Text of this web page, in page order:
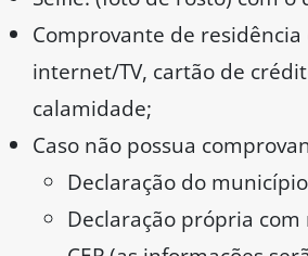
Comprovante de
internet/TV, cartão de
calamidade;
Caso não possua
Declaração do
Declaração própria